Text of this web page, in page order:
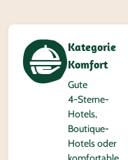
Kategorie
Komfort
Gute
4‑Sterne-
Hotels,
Boutique-
Hotels oder